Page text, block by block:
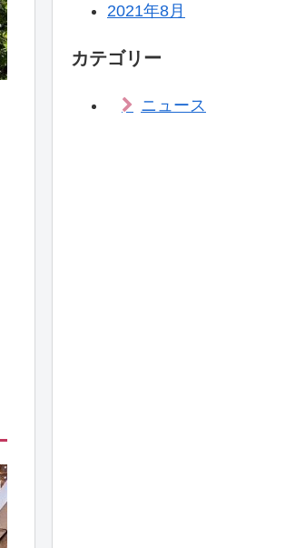
2021年8月
カテゴリー
ニュース